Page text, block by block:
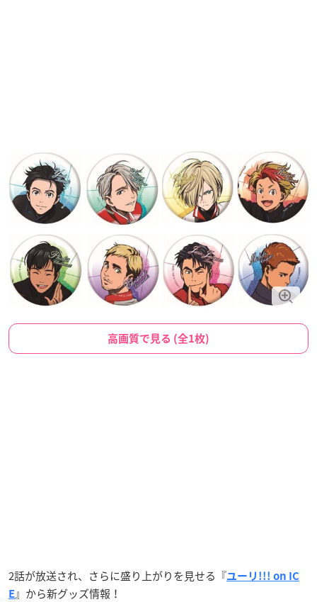
高画質で見る (全1枚)
2話が放送され、さらに盛り上がりを見せる『ユーリ!!! on IC
E』から新グッズ情報！